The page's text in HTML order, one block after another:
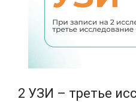
2 УЗИ – третье